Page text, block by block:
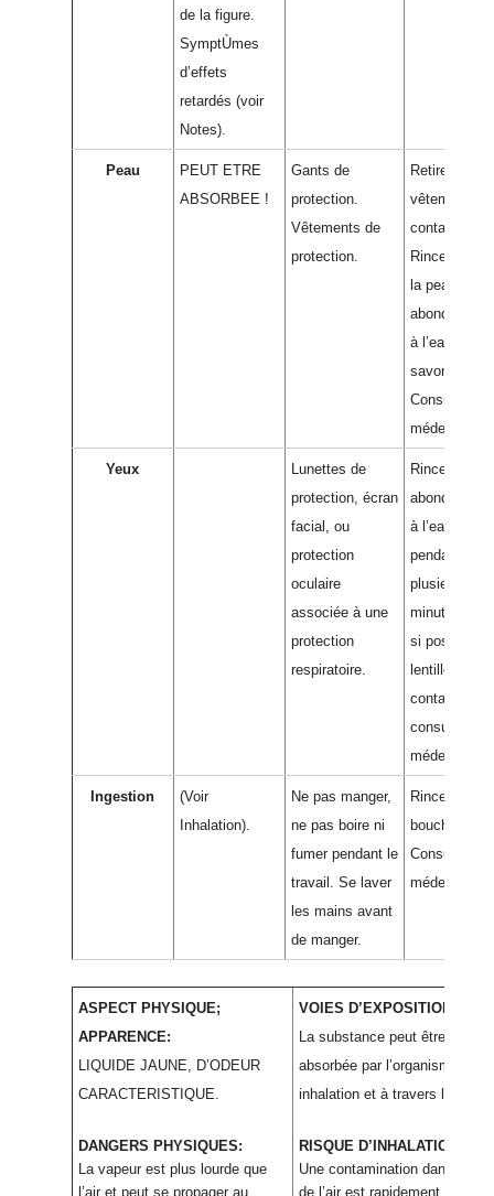
de la figure.
SymptÙmes
d’effets
retardés (voir
Notes).
Peau
PEUT ETRE
ABSORBEE !
Gants de
protection.
Vêtements de
protection.
Retirer les
vêtements
contaminés.
Rincer et
la peau
à l’eau et au
savon.
Consulter un
médecin.
Yeux
Lunettes de
protection, écran
facial, ou
protection
oculaire
associée à une
protection
respiratoire.
Rincer
à l’eau
pendant
plusieurs
minutes
si possible
lentilles de
contact),
consulter un
médecin.
Ingestion
(Voir
Inhalation).
Ne pas manger,
ne pas boire ni
fumer pendant le
travail. Se laver
les mains avant
de manger.
Rincer la
bouche.
Consulter un
médecin.
ASPECT PHYSIQUE;
APPARENCE:
LIQUIDE JAUNE, D’ODEUR
CARACTERISTIQUE.
DANGERS PHYSIQUES:
La vapeur est plus lourde que
l’air et peut se propager au
VOIES D’EXPOSITION:
La substance peut être
absorbée par l’organisme par
inhalation et à travers la peau.
RISQUE D’INHALATION:
Une contamination
de l’air est rapidement atteinte